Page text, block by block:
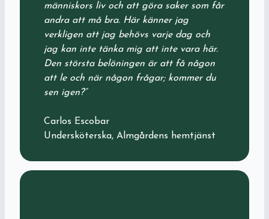
människors liv och att göra saker som får
andra att må bra. Här känner jag
verkligen att jag behövs varje dag och
jag kan inte tänka mig att inte vara här.
Den största belöningen är att få någon
att le och när någon frågar; kommer du
sen igen?”
Carlos Escobar
Undersköterska, Almgårdens hemtjänst